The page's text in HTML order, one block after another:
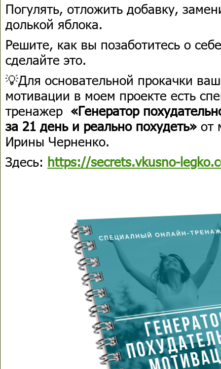
Погулять, отложить добавку,
долькой яблока.
Решите, как вы позаботитесь о
сделайте это.
💡Для основательной прокачки
мотивации в моем проекте есть
тренажер «Генератор
за 21 день и реально похудеть» от
Ирины Черненко.
Здесь: https://secrets.vkusno-